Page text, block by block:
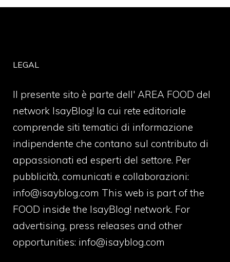
LEGAL
Il presente sito è parte dell' AREA FOOD del
network IsayBlog! la cui rete editoriale
comprende siti tematici di informazione
indipendente che contano sul contributo di
appassionati ed esperti del settore. Per
pubblicità, comunicati e collaborazioni:
info@isayblog.com This web is part of the
FOOD inside the IsayBlog! network. For
advertising, press releases and other
opportunities: info@isayblog.com